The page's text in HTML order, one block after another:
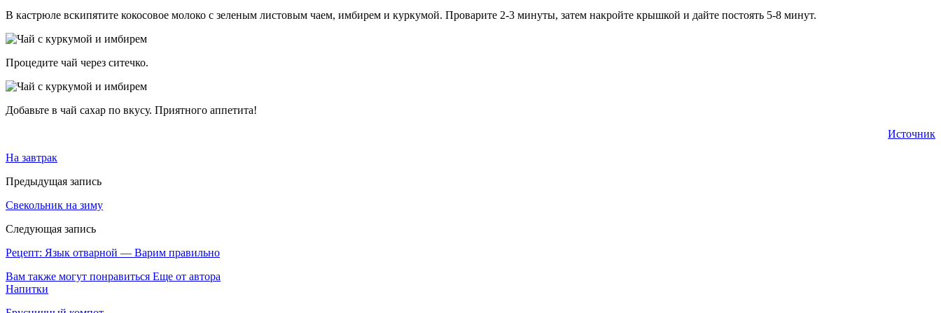
В кастрюле вскипятите кокосовое молоко с зеленым листовым чаем, имбирем и куркумой. Проварите 2-3 минуты, затем накройте крышкой и дайте постоять 5-8 минут.
Процедите чай через ситечко.
Добавьте в чай сахар по вкусу. Приятного аппетита!
Источник
На завтрак
Предыдущая запись
Свекольник на зиму
Следующая запись
Рецепт: Язык отварной — Варим правильно
Вам также могут понравиться Еще от автора
Напитки